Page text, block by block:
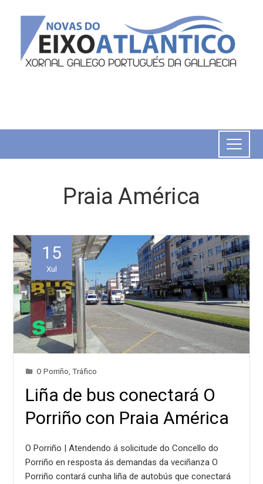
Praia América
15
Xul
O Porriño ,Tráfico
Liña de bus conectará O
Porriño con Praia América
O Porriño | Atendendo á solicitude do Concello do
Porriño en resposta ás demandas da veciñanza O
Porriño contará cunha liña de autobús que conectará